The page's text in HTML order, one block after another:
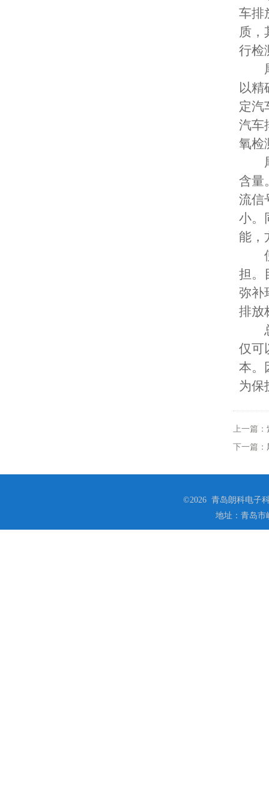
车排
质，
行检
尾
以精
定汽
汽车
氧检
尾
含量
流信
小。
能，
使
担。
弥补
排放
总
仅可
本。
为保
上一篇：
下一篇：
©2026 青岛朗科电子
地址：青岛市